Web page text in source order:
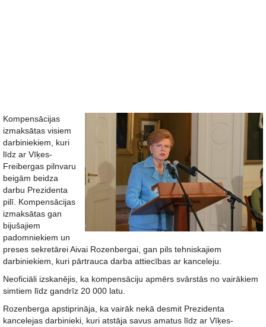
Kompensācijas
izmaksātas visiem
darbiniekiem, kuri
līdz ar Vīķes-
Freibergas pilnvaru
beigām beidza
darbu Prezidenta
pilī. Kompensācijas
izmaksātas gan
bijušajiem
padomniekiem un
preses sekretārei Aivai Rozenbergai, gan pils tehniskajiem
darbiniekiem, kuri pārtrauca darba attiecības ar kanceleju.
Neoficiāli izskanējis, ka kompensāciju apmērs svārstās no vairākiem
simtiem līdz gandrīz 20 000 latu.
Rozenberga apstiprināja, ka vairāk nekā desmit Prezidenta
kancelejas darbinieki, kuri atstāja savus amatus līdz ar Vīķes-